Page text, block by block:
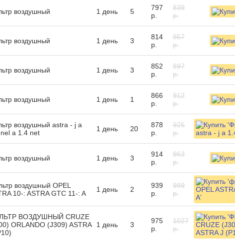
воздушный 1 день 5
797
р.
839
р.
воздушный 1 день 3
814
р.
857
р.
воздушный 1 день 3
852
р.
897
р.
воздушный 1 день 1
866
р.
912
р.
воздушный astra - j a
a 1.4 net
1 день 20
878
р.
925
р.
воздушный 1 день 3
914
р.
963
р.
воздушный OPEL
10-: ASTRA GTC 11-: A
1 день 2
939
р.
989
р.
ВОЗДУШНЫЙ CRUZE
ORLANDO (J309) ASTRA
1 день 3
975
р.
1027
р.